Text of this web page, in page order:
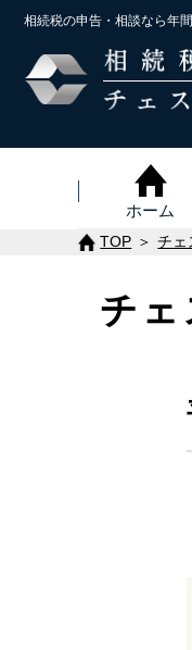
相続税の申告・相談なら年
ホーム
TOP チェ
チェ